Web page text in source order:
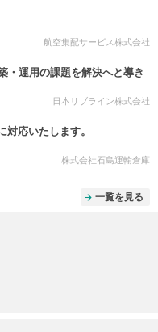
航空集配サービス株式会社
・運用の課題を解決へと導き
日本リブライン株式会社
応いたします。
株式会社石島運輸倉庫
一覧を見る